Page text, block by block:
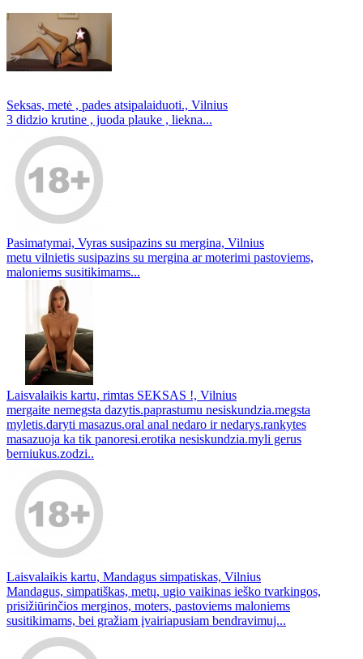
Seksas, metė , pades atsipalaiduoti., Vilnius
3 didzio krutine , juoda plauke , liekna...
Pasimatymai, Vyras susipazins su mergina, Vilnius
metu vilnietis susipazins su mergina ar moterimi pastoviems,
maloniems susitikimams...
Laisvalaikis kartu, rimtas SEKSAS !, Vilnius
mergaite nemegsta dazytis.paprastumu nesiskundzia.megsta
myletis.daryti masazus.oral anal nedaro ir nedarys.rankytes
masazuoja ka tik panoresi.erotika nesiskundzia.myli gerus
berniukus.zodzi..
Laisvalaikis kartu, Mandagus simpatiskas, Vilnius
Mandagus, simpatiškas, metų, ugio vaikinas ieško tvarkingos,
prisižiūrinčios merginos, moters, pastoviems maloniems
susitikimams, bei gražiam įvairiapusiam bendravimuj...